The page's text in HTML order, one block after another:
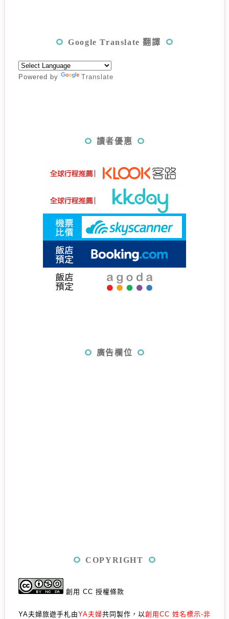
Google Translate 翻譯
Powered by Translate
讀者優惠
廣告欄位
COPYRIGHT
創用 CC 授權條款
YA夫婦旅遊手札由YA夫婦共同製作，以創用CC 姓名標示-非